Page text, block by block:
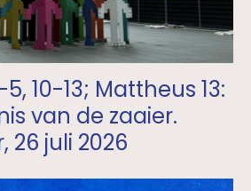
10-13; Mattheus 13:
van de zaaier.
26 juli 2026